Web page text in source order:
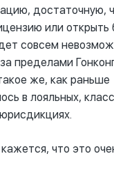
достаточную,
или открыть
совсем
пределами
же, как раньше
в лояльных,
что это